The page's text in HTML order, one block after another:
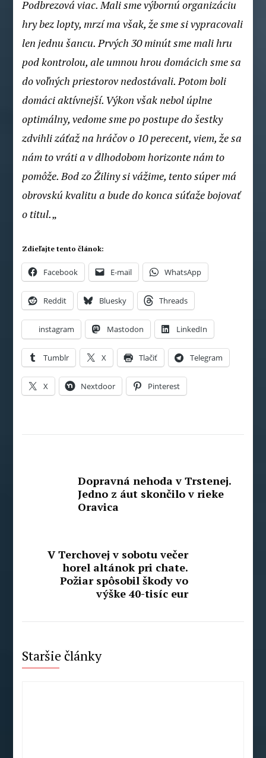
Podbrezová viac. Mali sme výbornú organizáciu
hry bez lopty, mrzí ma však, že sme si vypracovali
len jednu šancu. Prvých 30 minút sme mali hru
pod kontrolou, ale umnou hrou domácich sme sa
do voľných priestorov nedostávali. Potom boli
domáci aktívnejší. Výkon však nebol úplne
optimálny, vedome sme po postupe do šestky
zdvihli záťaž na hráčov o 10 perecent, viem, že sa
nám to vráti a v dlhodobom horizonte nám to
pomôže. Bod zo Žiliny si vážime, tento súper má
obrovskú kvalitu a bude do konca súťaže bojovať
o titul.„
Zdieľajte tento článok:
Facebook E-mail WhatsApp
Reddit Bluesky Threads
instagram Mastodon LinkedIn
Tumblr X Tlačiť Telegram
X Nextdoor Pinterest
Dopravná nehoda v Trstenej.
Jedno z áut skončilo v rieke
Oravica
V Terchovej v sobotu večer
horel altánok pri chate.
Požiar spôsobil škody vo
výške 40-tisíc eur
Staršie články